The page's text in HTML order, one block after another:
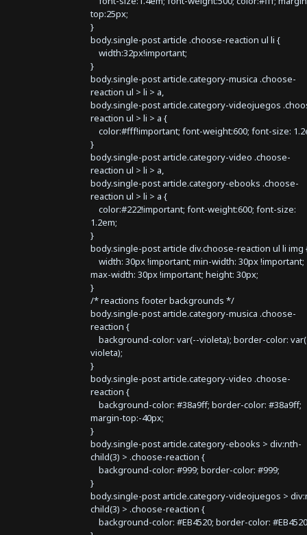
top:25px;
}
body.single-post article .choose-reaction ul li {
width:32px!important;
}
body.single-post article.category-musica .choose-
reaction ul > li > a,
body.single-post article.category-videojuegos
reaction ul > li > a {
color:#fff!important; font-weight:600; font-size:
}
body.single-post article.category-video .choose-
reaction ul > li > a,
body.single-post article.category-ebooks .choose-
reaction ul > li > a {
color:#222!important; font-weight:600; font-size:
1.2em;
}
body.single-post article div.choose-reaction ul li img
width: 30px !important; min-width: 30px !important;
max-width: 30px !important; height: 30px;
}
/* reactions footer backgrounds */
body.single-post article.category-musica .choose-
reaction {
background-color: var(--violeta); border-color:
violeta);
}
body.single-post article.category-video .choose-
reaction {
background-color: #38a9ff; border-color: #38a9ff;
margin-top:-40px;
}
body.single-post article.category-ebooks > div:nth-
child(3) > .choose-reaction {
background-color: #999; border-color: #999;
}
body.single-post article.category-videojuegos >
child(3) > .choose-reaction {
background-color: #EB4520; border-color: